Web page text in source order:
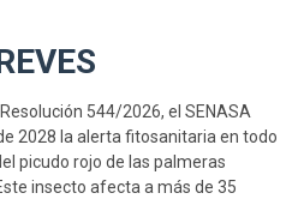
544/2026, el SENASA
2028 la alerta fitosanitaria en todo
picudo rojo de las palmeras
insecto afecta a más de 35